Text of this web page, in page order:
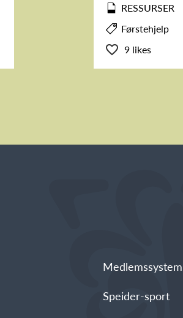
RESSURSER
Førstehjelp
9 likes
Medlemssystem
Speider-sport